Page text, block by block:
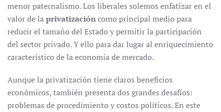
menor paternalismo. Los liberales solemos enfatizar en el
valor de laprivatizacióncomo principal medio para
reducir el tamaño del Estado y permitir la participación
del sector privado. Y ello para dar lugar al enriquecimiento
característico de la economía de mercado.
Aunque la privatización tiene claros beneficios
económicos, también presenta dos grandes desafíos:
problemas de procedimiento y costos políticos. En este